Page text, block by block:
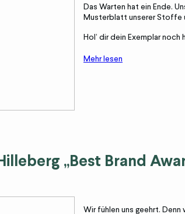
Das Warten hat ein Ende.
Musterblatt unserer Stoffe
Hol’ dir dein Exemplar noch
Mehr lesen
„Best Brand
Wir fühlen uns geehrt.